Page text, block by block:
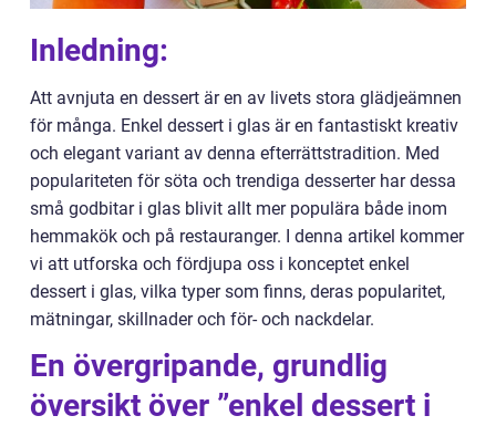
Inledning:
Att avnjuta en dessert är en av livets stora glädjeämnen
för många. Enkel dessert i glas är en fantastiskt kreativ
och elegant variant av denna efterrättstradition. Med
populariteten för söta och trendiga desserter har dessa
små godbitar i glas blivit allt mer populära både inom
hemmakök och på restauranger. I denna artikel kommer
vi att utforska och fördjupa oss i konceptet enkel
dessert i glas, vilka typer som finns, deras popularitet,
mätningar, skillnader och för- och nackdelar.
En övergripande, grundlig
översikt över ”enkel dessert i